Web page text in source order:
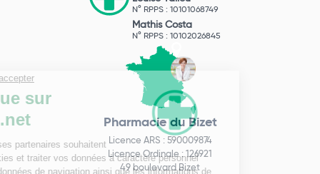
N° RPPS : 10101068749
Mathis Costa
N° RPPS : 10102026845
Pharmacie du Bizet
Licence ARS : 590009874
Licence Ordinale : 126921
49 boulevard Bizet